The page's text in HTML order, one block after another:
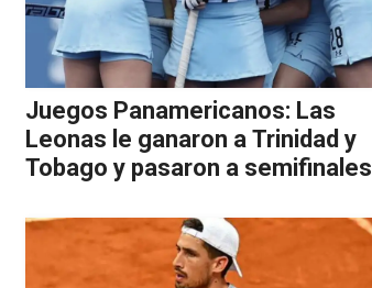
Juegos Panamericanos: Las
Leonas le ganaron a Trinidad y
Tobago y pasaron a semifinales